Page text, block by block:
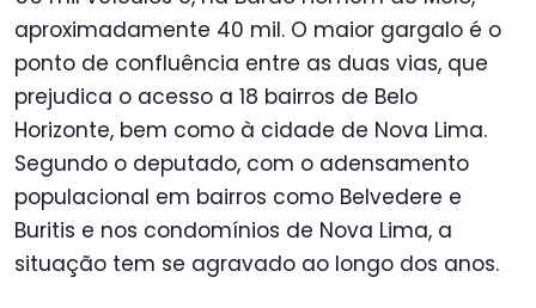
aproximadamente 40 mil. O maior gargalo é o
ponto de confluência entre as duas vias, que
prejudica o acesso a 18 bairros de Belo
Horizonte, bem como à cidade de Nova Lima.
Segundo o deputado, com o adensamento
populacional em bairros como Belvedere e
Buritis e nos condomínios de Nova Lima, a
situação tem se agravado ao longo dos anos.